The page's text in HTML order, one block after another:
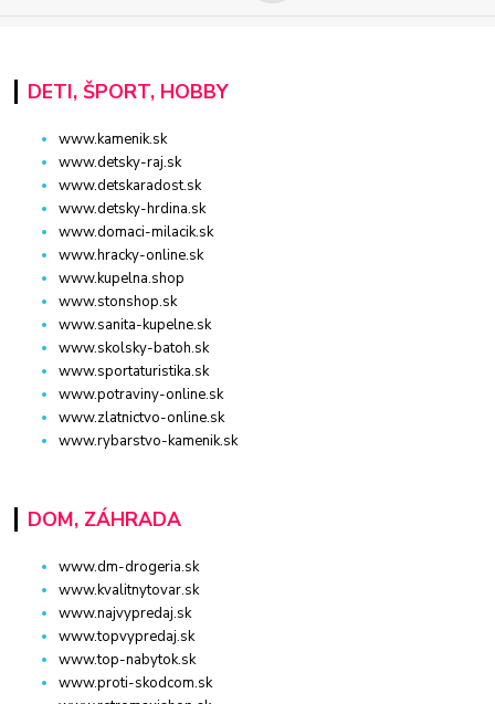
DETI, ŠPORT, HOBBY
www.kamenik.sk
www.detsky-raj.sk
www.detskaradost.sk
www.detsky-hrdina.sk
www.domaci-milacik.sk
www.hracky-online.sk
www.kupelna.shop
www.stonshop.sk
www.sanita-kupelne.sk
www.skolsky-batoh.sk
www.sportaturistika.sk
www.potraviny-online.sk
www.zlatnictvo-online.sk
www.rybarstvo-kamenik.sk
DOM, ZÁHRADA
www.dm-drogeria.sk
www.kvalitnytovar.sk
www.najvypredaj.sk
www.topvypredaj.sk
www.top-nabytok.sk
www.proti-skodcom.sk